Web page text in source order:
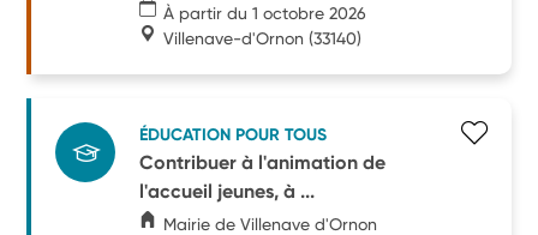
À partir du 1 octobre 2026
Villenave-d'Ornon (33140)
ÉDUCATION POUR TOUS
Contribuer à l'animation de
l'accueil jeunes, à ...
Mairie de Villenave d'Ornon